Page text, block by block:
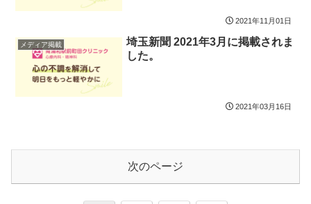
2021年11月01日
メディア掲載
埼玉新聞 2021年3月に掲載されま
した。
2021年03月16日
次のページ